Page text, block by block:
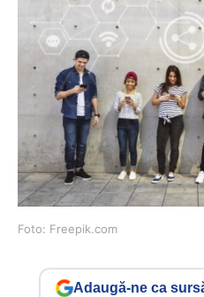
Foto: Freepik.com
Adaugă-ne ca